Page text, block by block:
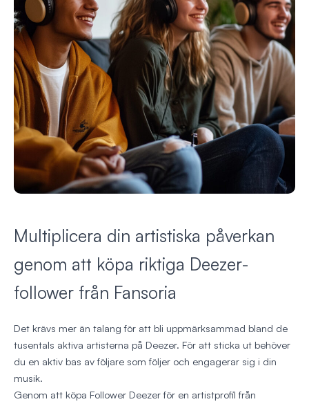
Multiplicera din artistiska påverkan
genom att köpa riktiga Deezer-
follower från Fansoria
Det krävs mer än talang för att bli uppmärksammad bland de
tusentals aktiva artisterna på Deezer. För att sticka ut behöver
du en aktiv bas av följare som följer och engagerar sig i din
musik.
Genom att köpa Follower Deezer för en artistprofil från